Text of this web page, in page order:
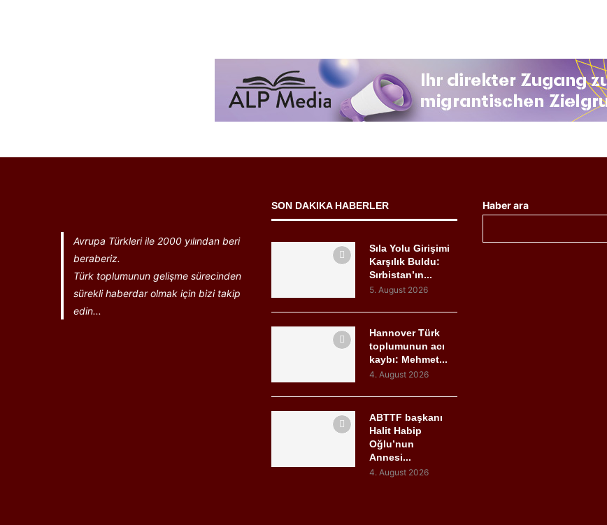
Avrupa Türkleri ile 2000 yılından beri
beraberiz.
Türk toplumunun gelişme sürecinden
sürekli haberdar olmak için bizi takip
edin...
SON DAKIKA HABERLER
Sıla Yolu Girişimi
Karşılık Buldu:
Sırbistan’ın...
5. August 2026
Hannover Türk
toplumunun acı
kaybı: Mehmet...
4. August 2026
ABTTF başkanı
Halit Habip
Oğlu’nun
Annesi...
4. August 2026
Haber ara